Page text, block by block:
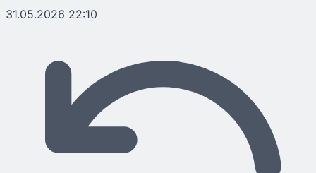
31.05.2026 22:10